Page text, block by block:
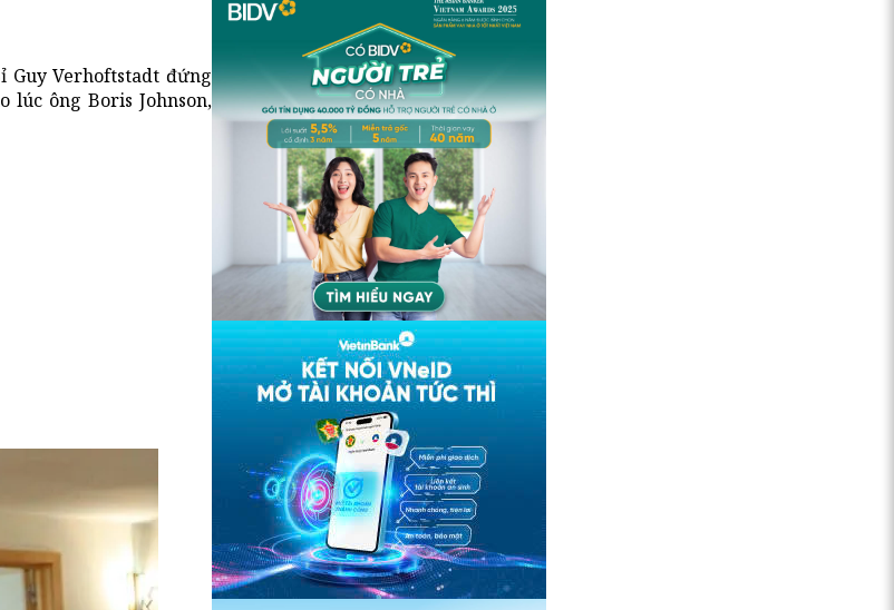
Guy Verhoftstadt đứng
lúc ông Boris Johnson,